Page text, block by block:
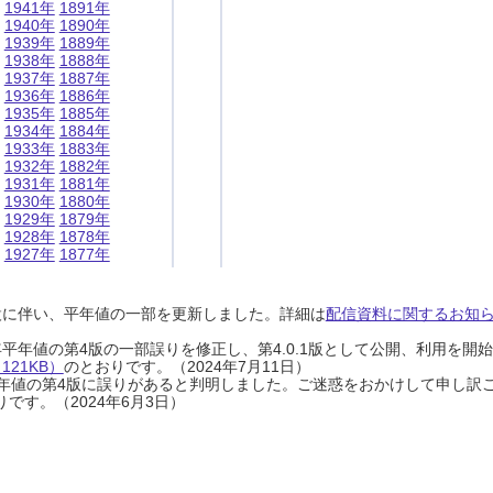
1941年
1940年
1939年
1938年
1937年
1936年
1935年
1934年
1933年
1932年
1931年
1930年
1929年
1928年
1927年
1891年
1890年
1889年
1888年
1887年
1886年
1885年
1884年
1883年
1882年
1881年
1880年
1879年
1878年
1877年
伴い、平年値の一部を更新しました。詳細は配信資料に関するお知
年値の第4版の一部誤りを修正し、第4.0.1版として公開、利用を開
） のとおりです。（2024年7月11日）
値の第4版に誤りがあると判明しました。ご迷惑をおかけして申し訳
です。（2024年6月3日）